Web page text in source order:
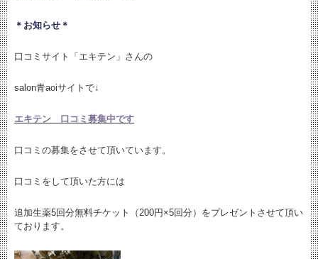
＊お知らせ＊
口コミサイト「エキテン」さんの
salon青aoiサイトで↓
エキテン 口コミ募集中です
口コミの募集をさせて頂いています。
口コミをして頂いた方には
追加生薬5回分無料チケット（200円×5回分）をプレゼントさせて頂い
ております。